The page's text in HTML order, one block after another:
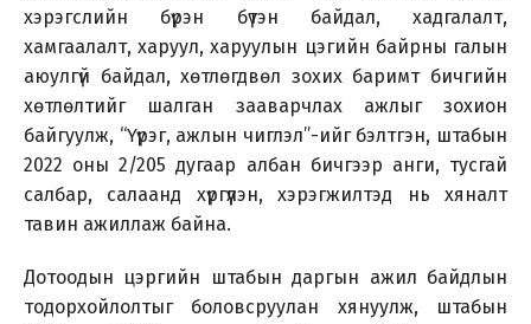
хэрэгслийн бүрэн бүтэн байдал, хадгалалт,
хамгаалалт, харуул, харуулын цэгийн байрны галын
аюулгүй байдал, хөтлөгдвөл зохих баримт бичгийн
хөтлөлтийг шалган зааварчлах ажлыг зохион
байгуулж, “Үүрэг, ажлын чиглэл”-ийг бэлтгэн, штабын
2022 оны 2/205 дугаар албан бичгээр анги, тусгай
салбар, салаанд хүргүүлэн, хэрэгжилтэд нь хяналт
тавин ажиллаж байна.
Дотоодын цэргийн штабын даргын ажил байдлын
тодорхойлолтыг боловсруулан хянуулж, штабын